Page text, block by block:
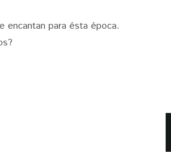
encantan para ésta época.